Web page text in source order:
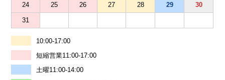
24 25 26 27 28 29 30
31
10:00-17:00
短縮営業11:00-17:00
土曜11:00-14:00